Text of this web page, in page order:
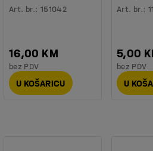
Art. br.: 151042
16,00 KM
bez PDV
U KOŠARICU
Art. br.:
5,00
bez PDV
U